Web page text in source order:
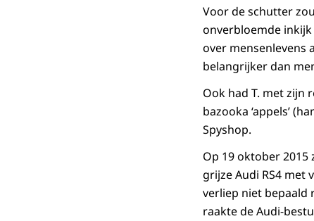
Voor de schutter
onverbloemde
over mensenlevens
belangrijker dan
Ook had T. met zijn
bazooka ‘appels’
Spyshop.
Op 19 oktober 2015
grijze Audi RS4 met
verliep niet bepaald
raakte de Audi-